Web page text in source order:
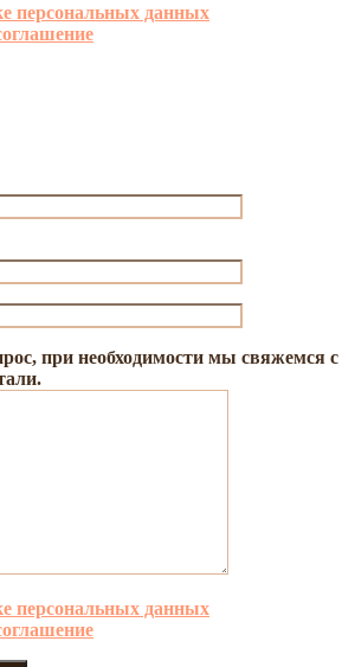
персональных данных
при необходимости мы свяжемся с
персональных данных